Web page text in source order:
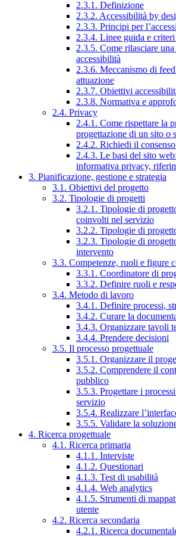
2.3.1. Definizione
2.3.2. Accessibilità by
2.3.3. Principi per
2.3.4. Linee guida e criteri
2.3.5. Come rilasciare
accessibilità
2.3.6. Meccanismo di
attuazione
2.3.7. Obiettivi
2.3.8. Normativa e
2.4. Privacy
2.4.1. Come rispettare la
progettazione di un sito o
2.4.2. Richiedi il
2.4.3. Le basi del sito
informativa privacy,
3. Pianificazione, gestione e strategia
3.1. Obiettivi del progetto
3.2. Tipologie di progetti
3.2.1. Tipologie di
coinvolti nel servizio
3.2.2. Tipologie di
3.2.3. Tipologie di
intervento
3.3. Competenze, ruoli e figure
3.3.1. Coordinatore di
3.3.2. Definire ruoli e
3.4. Metodo di lavoro
3.4.1. Definire processi,
3.4.2. Curare la
3.4.3. Organizzare tavoli
3.4.4. Prendere decisioni
3.5. Il processo progettuale
3.5.1. Organizzare il
3.5.2. Comprendere il
pubblico
3.5.3. Progettare i
servizio
3.5.4. Realizzare
3.5.5. Validare la
4. Ricerca progettuale
4.1. Ricerca primaria
4.1.1. Interviste
4.1.2. Questionari
4.1.3. Test di usabilità
4.1.4. Web analytics
4.1.5. Strumenti di
utente
4.2. Ricerca secondaria
4.2.1. Ricerca